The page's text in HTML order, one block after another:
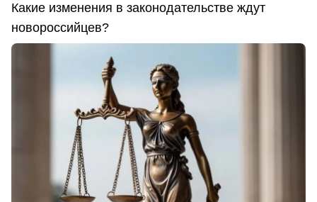
Какие изменения в законодательстве ждут
новороссийцев?